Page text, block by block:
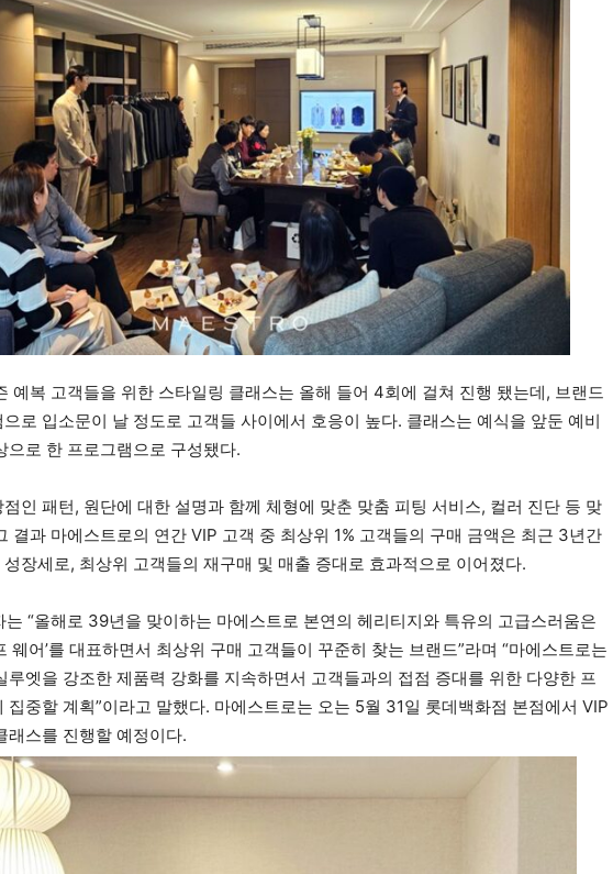
예복 고객들을 위한 스타일링 클래스는 올해 들어 4회에 걸쳐 진행 됐는데, 브랜드
로 입소문이 날 정도로 고객들 사이에서 호응이 높다. 클래스는 예식을 앞둔 예비
으로 한 프로그램으로 구성됐다.
인 패턴, 원단에 대한 설명과 함께 체형에 맞춘 맞춤 피팅 서비스, 컬러 진단 등 맞
결과 마에스트로의 연간 VIP 고객 중 최상위 1% 고객들의 구매 금액은 최근 3년간
장세로, 최상위 고객들의 재구매 및 매출 증대로 효과적으로 이어졌다.
는 “올해로 39년을 맞이하는 마에스트로 본연의 헤리티지와 특유의 고급스러움은
웨어’를 대표하면서 최상위 구매 고객들이 꾸준히 찾는 브랜드”라며 “마에스트로는
루엣을 강조한 제품력 강화를 지속하면서 고객들과의 접점 증대를 위한 다양한 프
집중할 계획”이라고 말했다. 마에스트로는 오는 5월 31일 롯데백화점 본점에서 VIP
래스를 진행할 예정이다.